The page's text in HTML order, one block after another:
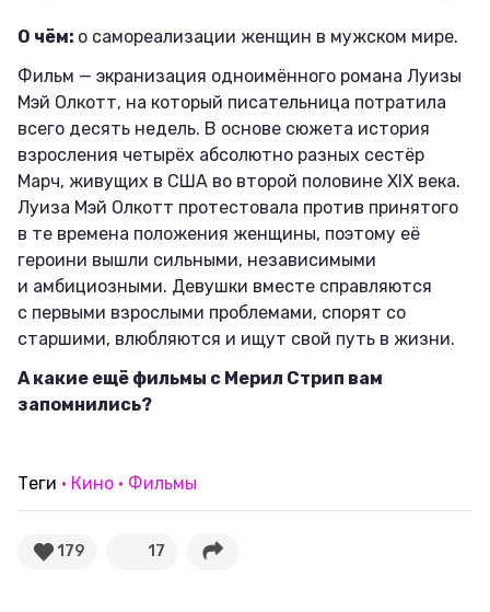
О чём: о самореализации женщин в мужском мире.
Фильм — экранизация одноимённого романа Луизы
Мэй Олкотт, на который писательница потратила
всего десять недель. В основе сюжета история
взросления четырёх абсолютно разных сестёр
Марч, живущих в США во второй половине XIX века.
Луиза Мэй Олкотт протестовала против принятого
в те времена положения женщины, поэтому её
героини вышли сильными, независимыми
и амбициозными. Девушки вместе справляются
с первыми взрослыми проблемами, спорят со
старшими, влюбляются и ищут свой путь в жизни.
А какие ещё фильмы с Мерил Стрип вам
запомнились?
Теги Кино Фильмы
179 17